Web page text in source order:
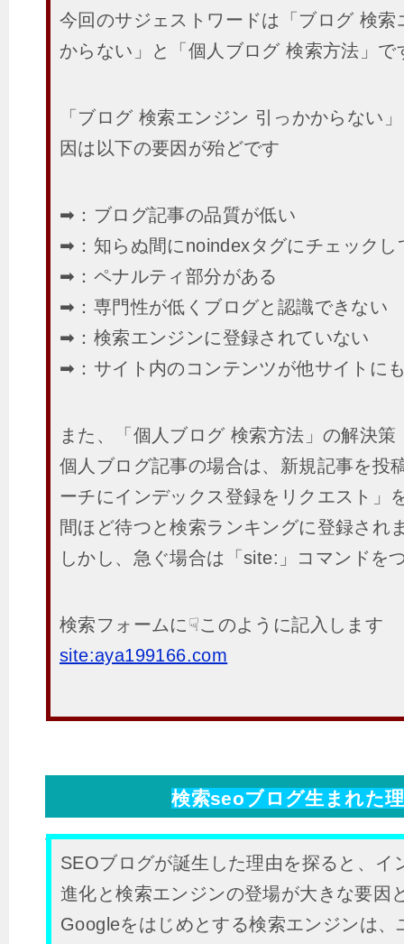
今回のサジェストワードは「ブログ 検索
からない」と「個人ブログ 検索方法」で
「ブログ 検索エンジン 引っかからない
因は以下の要因が殆どです
➡：ブログ記事の品質が低い
➡：知らぬ間にnoindexタグにチェックし
➡：ペナルティ部分がある
➡：専門性が低くブログと認識できない
➡：検索エンジンに登録されていない
➡：サイト内のコンテンツが他サイトに
また、「個人ブログ 検索方法」の解決策
個人ブログ記事の場合は、新規記事を投
ーチにインデックス登録をリクエスト」
間ほど待つと検索ランキングに登録され
しかし、急ぐ場合は「site:」コマンドを
検索フォームに☟このように記入します
site:aya199166.com
検索seoブログ生まれた
SEOブログが誕生した理由を探ると、イ
進化と検索エンジンの登場が大きな要因
Googleをはじめとする検索エンジンは、